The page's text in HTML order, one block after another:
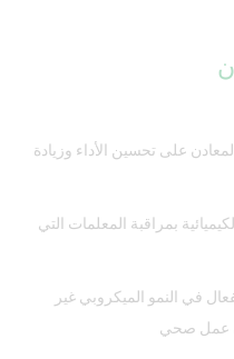
على تحسين الأداء وزيادة
بمراقبة المعلمات التي
في النمو الميكروبي غير
عمل صحي